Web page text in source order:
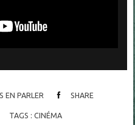
EN PARLER SHARE
TAGS :CINÉMA